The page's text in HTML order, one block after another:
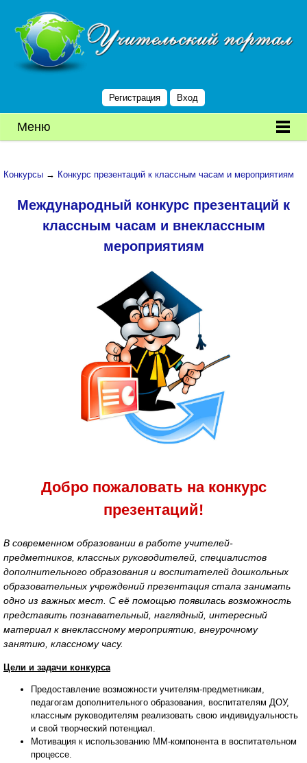
Регистрация Вход
Меню
Конкурсы → Конкурс презентаций к классным часам и мероприятиям
Международный конкурс презентаций к
классным часам и внеклассным
мероприятиям
Добро пожаловать на конкурс
презентаций!
В современном образовании в работе учителей-
предметников, классных руководителей, специалистов
дополнительного образования и воспитателей дошкольных
образовательных учреждений презентация стала занимать
одно из важных мест. С её помощью появилась возможность
представить познавательный, наглядный, интересный
материал к внеклассному мероприятию, внеурочному
занятию, классному часу.
Цели и задачи конкурса
Предоставление возможности учителям-предметникам,
педагогам дополнительного образования, воспитателям ДОУ,
классным руководителям реализовать свою индивидуальность
и свой творческий потенциал.
Мотивация к использованию ММ-компонента в воспитательном
процессе.